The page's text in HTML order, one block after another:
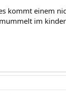
kommt einem
im